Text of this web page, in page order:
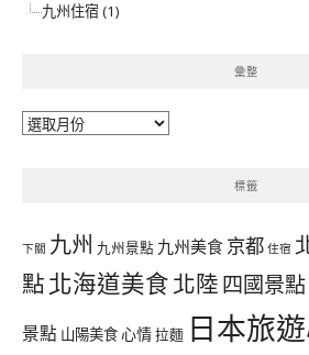
九州住宿 (1)
彙整
彙
標籤
下關 九州 九州景點 九州美食 京都 住宿
點北海道美食北陸四國景點
景點 山陽美食心情拉麵 日本旅